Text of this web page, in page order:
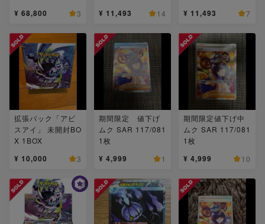
¥ 68,800 3 ¥ 11,493 14 ¥ 11,493 7
拡張パック「アビ
スアイ」 未開封BO
X 1BOX
¥ 10,000 3
期間限定 値下げ
ムク SAR 117/081
1枚
¥ 4,999 1
期間限定値下げ中
ムク SAR 117/081
1枚
¥ 4,999 10